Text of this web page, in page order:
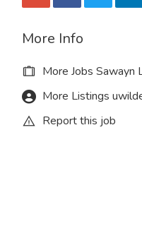
More Info
More Jobs Sawayn
More Listings
Report this job